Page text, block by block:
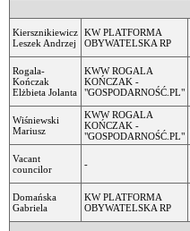
Kiersznikiewicz
Leszek Andrzej
KW PLATFORMA
OBYWATELSKA RP
Rogala-
Kończak
Elżbieta Jolanta
KWW ROGALA
KOŃCZAK -
"GOSPODARNOŚĆ.PL"
Wiśniewski
Mariusz
KWW ROGALA
KOŃCZAK -
"GOSPODARNOŚĆ.PL"
Vacant
councilor
-
Domańska
Gabriela
KW PLATFORMA
OBYWATELSKA RP